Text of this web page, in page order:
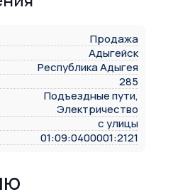
Продажа
Адыгейск
Республика Адыгея
285
Подъездные пути,
Электричество
с улицы
01:09:0400001:2121